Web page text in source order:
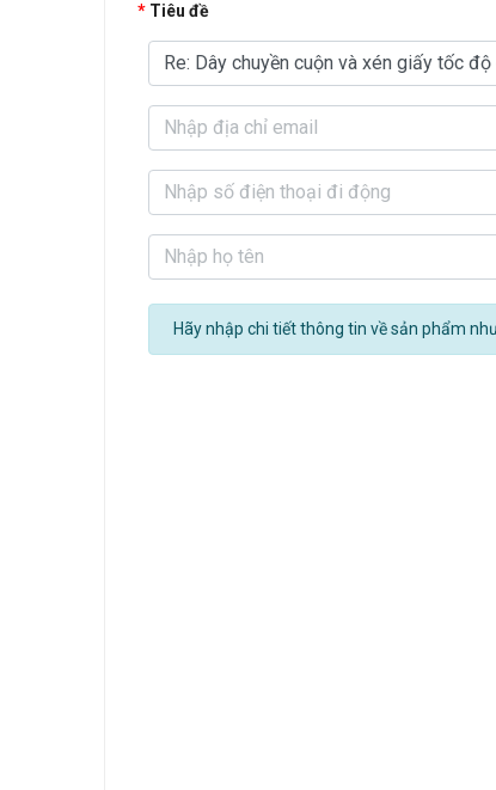
Tiêu đề
Hãy nhập chi tiết thông tin về sản phẩm